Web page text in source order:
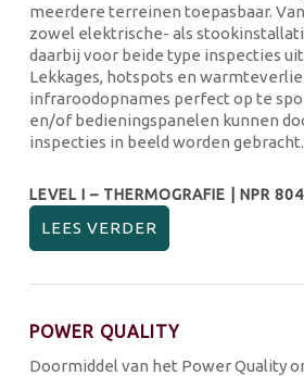
meerdere terreinen toepasbaar.
zowel elektrische- als
daarbij voor beide type inspecties
Lekkages, hotspots en
infraroodopnames perfect op te
en/of bedieningspanelen kunnen
inspecties in beeld worden gebracht.
LEVEL I – THERMOGRAFIE | NPR
LEES VERDER
POWER QUALITY
Doormiddel van het Power Quality